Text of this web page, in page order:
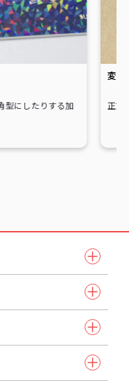
型にしたりする加
変形
正方
他アイテム
納品方法/送料について
法人のお客様へ